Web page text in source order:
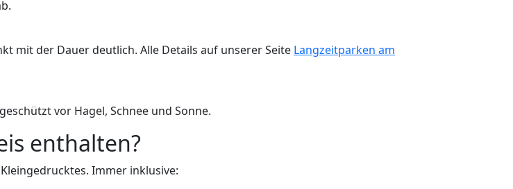
mit der Dauer deutlich. Alle Details auf unserer Seite Langzeitparken am
vor Hagel, Schnee und Sonne.
enthalten?
Immer inklusive: